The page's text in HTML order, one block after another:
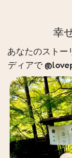
幸
あなたのストー
ディアで